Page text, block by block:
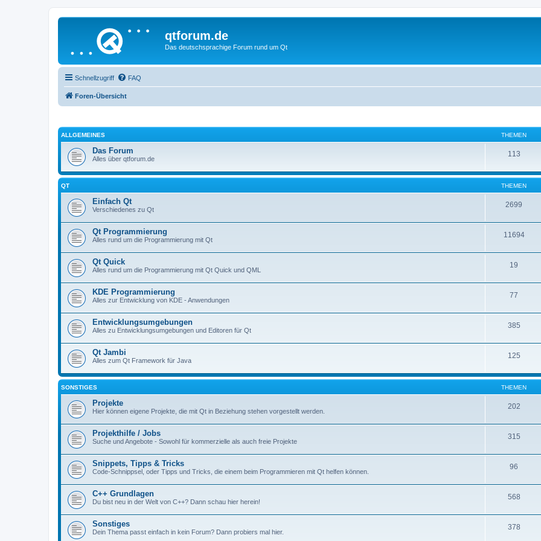
qtforum.de
Das deutschsprachige Forum rund um Qt
Schnellzugriff FAQ
Foren-Übersicht
ALLGEMEINES THEMEN
Das Forum
Alles über qtforum.de
113
QT THEMEN
Einfach Qt
Verschiedenes zu Qt
2699
Qt Programmierung
Alles rund um die Programmierung mit Qt
11694
Qt Quick
Alles rund um die Programmierung mit Qt Quick und QML
19
KDE Programmierung
Alles zur Entwicklung von KDE - Anwendungen
77
Entwicklungsumgebungen
Alles zu Entwicklungsumgebungen und Editoren für Qt
385
Qt Jambi
Alles zum Qt Framework für Java
125
SONSTIGES THEMEN
Projekte
Hier können eigene Projekte, die mit Qt in Beziehung stehen vorgestellt werden.
202
Projekthilfe / Jobs
Suche und Angebote - Sowohl für kommerzielle als auch freie Projekte
315
Snippets, Tipps & Tricks
Code-Schnippsel, oder Tipps und Tricks, die einem beim Programmieren mit Qt helfen können.
96
C++ Grundlagen
Du bist neu in der Welt von C++? Dann schau hier herein!
568
Sonstiges
Dein Thema passt einfach in kein Forum? Dann probiers mal hier.
378